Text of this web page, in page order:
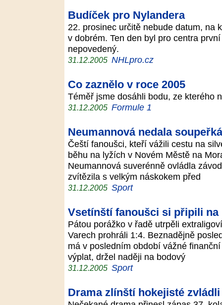
Budíček pro Nylandera
22. prosinec určitě nebude datum, na
v dobrém. Ten den byl pro centra
nepovedený.
31.12.2005 NHLpro.cz
Co zaznělo v roce 2005
Téměř jsme dosáhli bodu, ze kterého
31.12.2005 Formule 1
Neumannová nedala
Čeští fanoušci, kteří vážili cestu na
běhu na lyžích v Novém Městě na
Neumannová suverénně ovládla
zvítězila s velkým náskokem před
31.12.2005 Sport
Vsetínští fanoušci si připili na
Pátou porážko v řadě utrpěli
Varech prohráli 1:4. Beznadějně
má v posledním období vážné
výplat, držel naději na bodový
31.12.2005 Sport
Drama zlínští hokejisté zvládli